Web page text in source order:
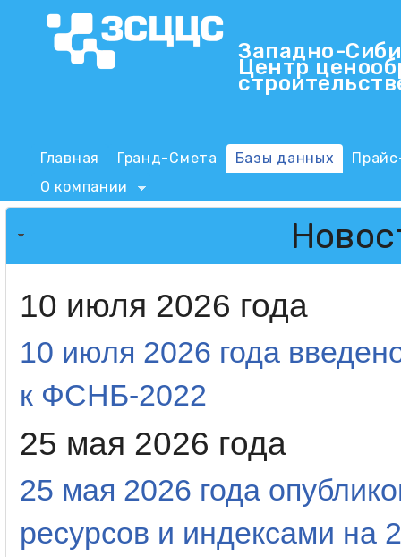
ЗСЦЦС
Западно-
Центр
Главная
Гранд-Смета Базы данных
О компании
10 июля 2026 года
10 июля 2026 года
к ФСНБ-2022
25 мая 2026 года
25 мая 2026 года
ресурсов и индексами на